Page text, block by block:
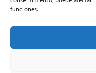
funciones.